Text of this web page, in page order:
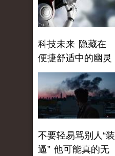
科技未来 隐藏在
便捷舒适中的幽灵
不要轻易骂别人“装
逼” 他可能真的无